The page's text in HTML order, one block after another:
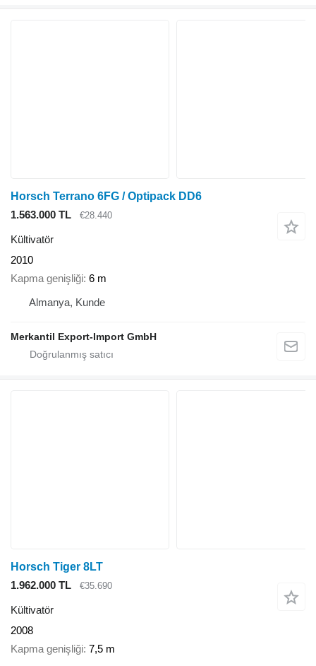
Horsch Terrano 6FG / Optipack DD6
1.563.000 TL
€28.440
Kültivatör
2010
Kapma genişliği 6 m
Almanya, Kunde
Merkantil Export-Import GmbH
Horsch Tiger 8LT
1.962.000 TL
€35.690
Kültivatör
2008
Kapma genişliği 7,5 m